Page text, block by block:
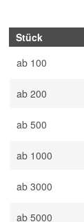
Stück
ab 100
ab200
ab500
ab 1000
ab3000
ab5000